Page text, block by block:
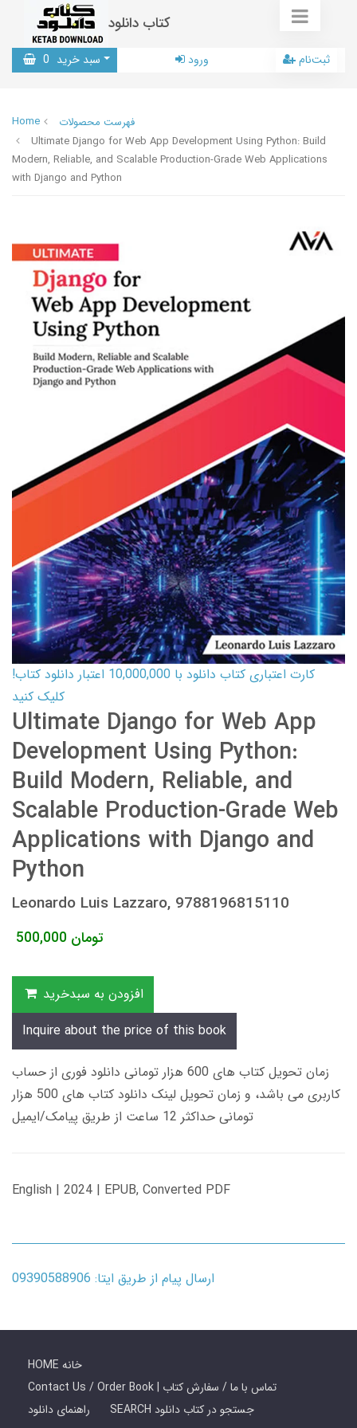
کتاب دانلود
سبد خرید 0 ورود ثبت‌نام
Home
فهرست محصولات
Ultimate Django for Web App Development Using Python: Build
Modern, Reliable, and Scalable Production-Grade Web Applications
with Django and Python
کارت اعتباری کتاب دانلود با 10,000,000 اعتبار دانلود کتاب!
کلیک کنید
Ultimate Django for Web App
Development Using Python:
Build Modern, Reliable, and
Scalable Production-Grade Web
Applications with Django and
Python
Leonardo Luis Lazzaro, 9788196815110
500,000 تومان
افزودن به سبدخرید
Inquire about the price of this book
زمان تحویل کتاب های 600 هزار تومانی دانلود فوری از حساب
کاربری می باشد، و زمان تحویل لینک دانلود کتاب های 500 هزار
تومانی حداکثر 12 ساعت از طریق پیامک/ایمیل
English | 2024 | EPUB, Converted PDF
ارسال پیام از طریق ایتا: 09390588906
HOME خانه
Contact Us / Order Book | تماس با ما / سفارش کتاب
راهنمای دانلود
SEARCH جستجو در کتاب دانلود